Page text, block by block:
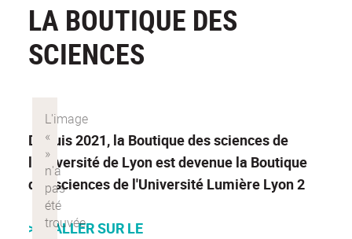
LA BOUTIQUE DES
SCIENCES
Depuis 2021, la Boutique des sciences de
l'Université de Lyon est devenue la Boutique
des sciences de l'Université Lumière Lyon 2
>>> ALLER SUR LE